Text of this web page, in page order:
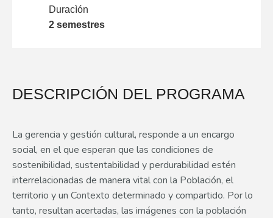
Duracìón
2 semestres
DESCRIPCIÓN DEL PROGRAMA
La gerencia y gestión cultural, responde a un encargo
social, en el que esperan que las condiciones de
sostenibilidad, sustentabilidad y perdurabilidad estén
interrelacionadas de manera vital con la Población, el
territorio y un Contexto determinado y compartido. Por lo
tanto, resultan acertadas, las imágenes con la población